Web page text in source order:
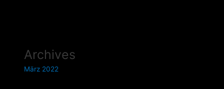
Archives
März 2022